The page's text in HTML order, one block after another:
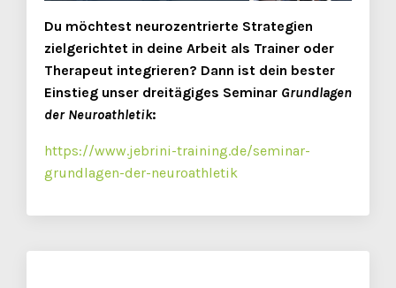
Du möchtest neurozentrierte Strategien
zielgerichtet in deine Arbeit als Trainer oder
Therapeut integrieren? Dann ist dein bester
Einstieg unser dreitägiges Seminar Grundlagen
der Neuroathletik:
https://www.jebrini-training.de/seminar-
grundlagen-der-neuroathletik